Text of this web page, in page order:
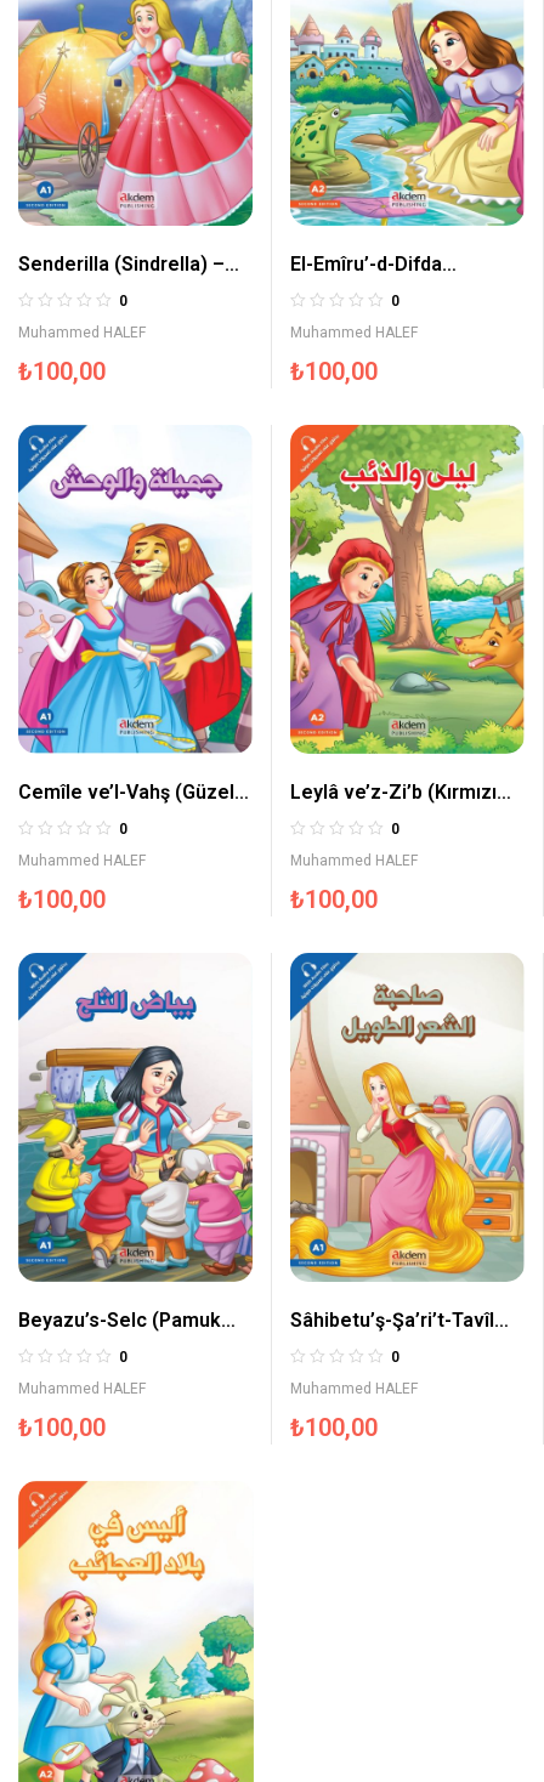
Senderilla (Sindrella) –
Prensesler Serisi
0
Muhammed HALEF
₺100,00
El-Emîru’-d-Difda
(Kurbağa Prens) –
Prensesler Serisi
0
Muhammed HALEF
₺100,00
Cemîle ve’l-Vahş (Güzel
ve Çirkin) – Prensesler
Serisi
0
Muhammed HALEF
₺100,00
Leylâ ve’z-Zi’b (Kırmızı
Başlıklı Kız) – Prensesler
Serisi
0
Muhammed HALEF
₺100,00
Beyazu’s-Selc (Pamuk
Prenses) – Prensesler
Serisi
0
Muhammed HALEF
₺100,00
Sâhibetu’ş-Şa’ri’t-Tavîl
(Rapunzel) – Prensesler
Serisi
0
Muhammed HALEF
₺100,00